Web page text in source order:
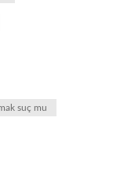
suç mu